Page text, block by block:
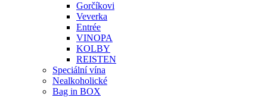
Gorčíkovi
Veverka
Entrée
VINOPA
KOLBY
REISTEN
Speciální vína
Nealkoholické
Bag in BOX